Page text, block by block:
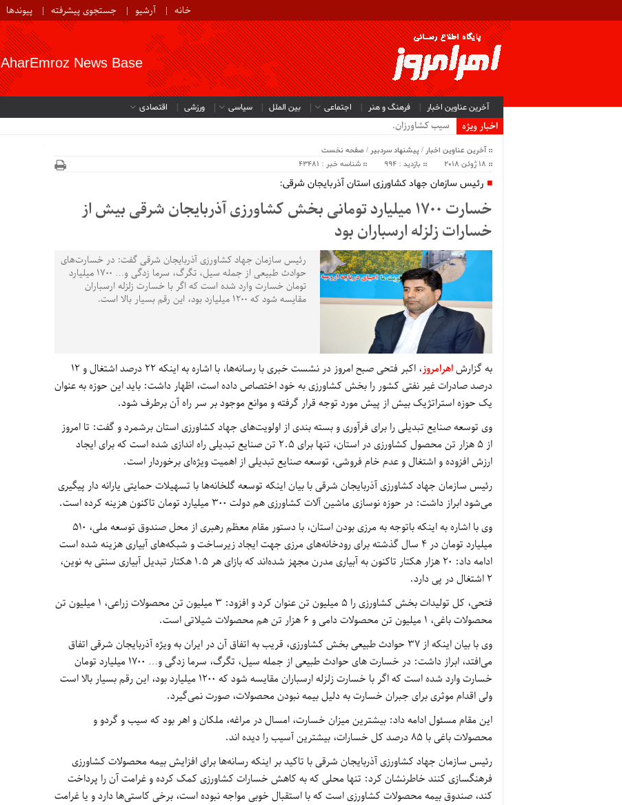
خانه آرشیو جستجوی پیشرفته پیوندها
AharEmroz News Base
آخرین عناوین اخبار فرهنگ و هنر اجتماعی بین الملل سیاسی ورزشی اقتصادی
اخبار ویژه
سیب کشاورزان آذربا.
آخرین عناوین اخبار /پیشنهاد سردبیر /صفحه نخست
18 ژوئن 2018
بازدید : 994 شناسه خبر : 43481
رئیس سازمان جهاد کشاورزی استان آذربایجان شرقی:
خسارت ۱۷۰۰ میلیارد تومانی بخش کشاورزی آذربایجان شرقی بیش از
خسارات زلزله ارسباران بود
رئیس سازمان جهاد کشاورزی آذربایجان شرقی گفت: در خسارت‌های
حوادث طبیعی از جمله سیل، تگرگ، سرما زدگی و… ۱۷۰۰ میلیارد
تومان خسارت وارد شده است که اگر با خسارت زلزله ارسباران
مقایسه شود که ۱۲۰۰ میلیارد بود، این رقم بسیار بالا است.
به گزارشاهرامروز
، اکبر فتحی صبح امروز در نشست خبری با رسانه‌ها، با اشاره به اینکه 22 درصد اشتغال و 12
درصد صادرات غیر نفتی کشور را بخش کشاورزی به خود اختصاص داده است، اظهار داشت: باید این حوزه به عنوان
یک حوزه استراتژیک بیش از پیش مورد توجه قرار گرفته و موانع موجود بر سر راه آن برطرف شود.
وی توسعه صنایع تبدیلی را برای فرآوری و بسته بندی از اولویت‌های جهاد کشاورزی استان برشمرد و گفت: تا امروز
از 5 هزار تن محصول کشاورزی در استان، تنها برای 2.5 تن صنایع تبدیلی راه اندازی شده است که برای ایجاد
ارزش افزوده و اشتغال و عدم خام فروشی، توسعه صنایع تبدیلی از اهمیت ویژه‌ای برخوردار است.
رئیس سازمان جهاد کشاورزی آذربایجان شرقی با بیان اینکه توسعه گلخانه‌ها با تسهیلات حمایتی یارانه دار پیگیری
می‌شود ابراز داشت: در حوزه نوسازی ماشین آلات کشاورزی هم دولت 300 میلیارد تومان تاکنون هزینه کرده است.
وی با اشاره به اینکه باتوجه به مرزی بودن استان، با دستور مقام معظم رهبری از محل صندوق توسعه ملی، 510
میلیارد تومان در 4 سال گذشته برای رودخانه‌های مرزی جهت ایجاد زیرساخت و شبکه‌های آبیاری هزینه شده است
ادامه داد: 20 هزار هکتار تاکنون به آبیاری مدرن مجهز شده‌اند که بازای هر 1.5 هکتار تبدیل آبیاری سنتی به نوین،
2 اشتغال در پی دارد.
فتحی، کل تولیدات بخش کشاورزی را 5 میلیون تن عنوان کرد و افزود: 3 میلیون تن محصولات زراعی، 1 میلیون تن
محصولات باغی، 1 میلیون تن محصولات دامی و 6 هزار تن هم محصولات شیلاتی است.
وی با بیان اینکه از 37 حوادث طبیعی بخش کشاورزی، قریب به اتفاق آن در ایران به ویژه آذربایجان شرقی اتفاق
می‌افتد، ابراز داشت: در خسارت های حوادث طبیعی از جمله سیل، تگرگ، سرما زدگی و… 1700 میلیارد تومان
خسارت وارد شده است که اگر با خسارت زلزله ارسباران مقایسه شود که 1200 میلیارد بود، این رقم بسیار بالا است
ولی اقدام موثری برای جبران خسارت به دلیل بیمه نبودن محصولات، صورت نمی‌گیرد.
این مقام مسئول ادامه داد: بیشترین میزان خسارت، امسال در مراغه، ملکان و اهر بود که سیب و گردو و
محصولات باغی با 85 درصد کل خسارات، بیشترین آسیب را دیده اند.
رئیس سازمان جهاد کشاورزی آذربایجان شرقی با تاکید بر اینکه رسانه‌ها برای افزایش بیمه محصولات کشاورزی
فرهنگسازی کنند خاطرنشان کرد: تنها محلی که به کاهش خسارات کشاورزی کمک کرده و غرامت آن را پرداخت
کند، صندوق بیمه محصولات کشاورزی است که با استقبال خوبی مواجه نبوده است، برخی کاستی‌ها دارد و یا غرامت